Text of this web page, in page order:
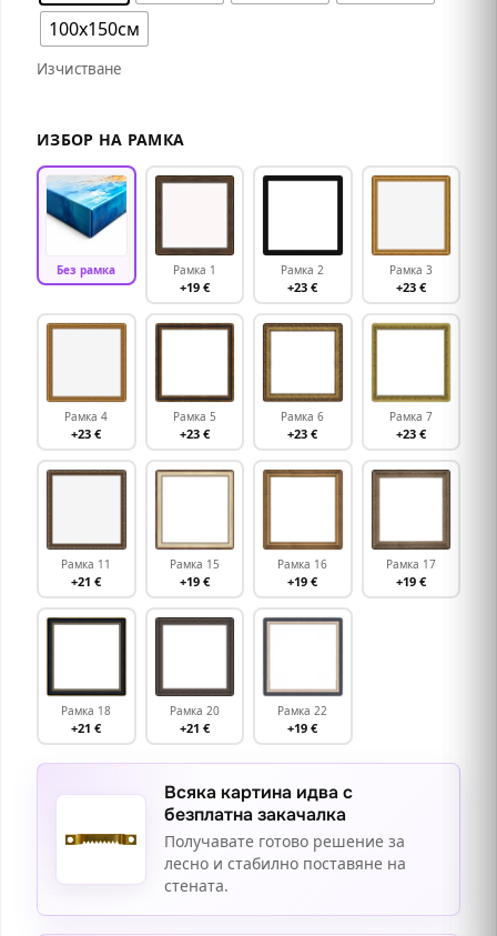
100x150см
Изчистване
ИЗБОР НА РАМКА
Без рамка Рамка 1
+19 €
Рамка 2
+23 €
Рамка 3
+23 €
Рамка 4
+23 €
Рамка 5
+23 €
Рамка 6
+23 €
Рамка 7
+23 €
Рамка 11
+21 €
Рамка 15
+19 €
Рамка 16
+19 €
Рамка 17
+19 €
Рамка 18
+21 €
Рамка 20
+21 €
Рамка 22
+19 €
Всяка картина идва с
безплатна закачалка
Получавате готово решение за
лесно и стабилно поставяне на
стената.